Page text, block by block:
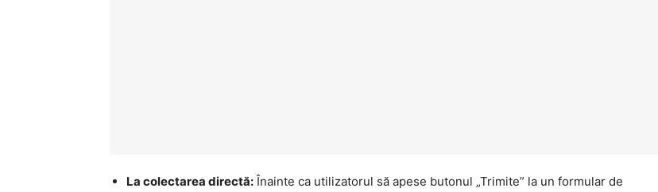
La colectarea directă: Înainte ca utilizatorul să apese butonul „Trimite” la un formular de